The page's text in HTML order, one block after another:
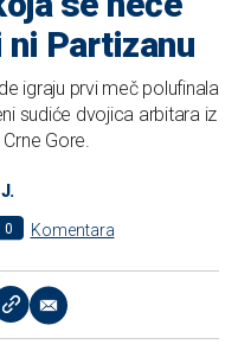
Partizanu
igraju prvi meč polufinala
sudiće dvojica arbitara iz
Gore.
0 Komentara